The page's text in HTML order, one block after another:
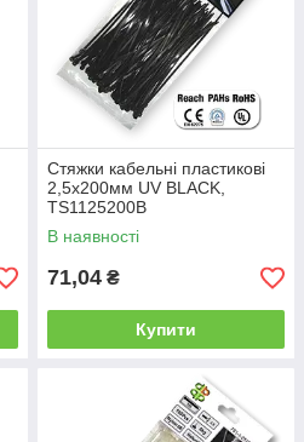
Стяжки кабельні пластикові
2,5x200мм UV BLACK,
TS1125200B
В наявності
71,04 ₴
Купити